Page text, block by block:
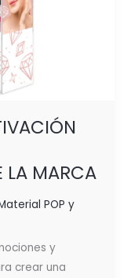
LA MARCA
POP y
y
crear una